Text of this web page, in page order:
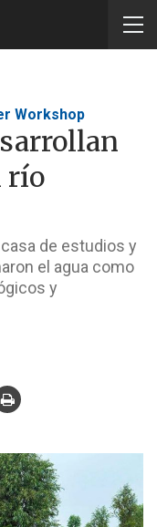
Workshop
río
de estudios y
el agua como
y